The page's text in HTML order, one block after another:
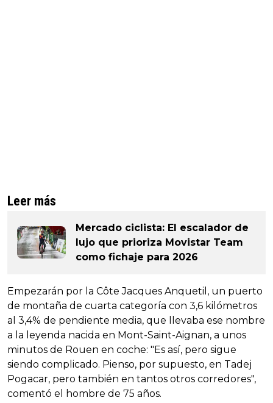
Leer más
Mercado ciclista: El escalador de
lujo que prioriza Movistar Team
como fichaje para 2026
Empezarán por la Côte Jacques Anquetil, un puerto
de montaña de cuarta categoría con 3,6 kilómetros
al 3,4% de pendiente media, que llevaba ese nombre
a la leyenda nacida en Mont-Saint-Aignan, a unos
minutos de Rouen en coche: "Es así, pero sigue
siendo complicado. Pienso, por supuesto, en Tadej
Pogacar, pero también en tantos otros corredores",
comentó el hombre de 75 años.